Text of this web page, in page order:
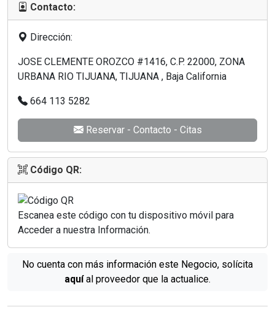
Contacto:
Dirección:
JOSE CLEMENTE OROZCO #1416, C.P. 22000, ZONA
URBANA RIO TIJUANA, TIJUANA , Baja California
664 113 5282
Reservar - Contacto - Citas
Código QR:
Escanea este código con tu dispositivo móvil para
Acceder a nuestra Información.
No cuenta con más información este Negocio, solícita
aquíal proveedor que la actualice.